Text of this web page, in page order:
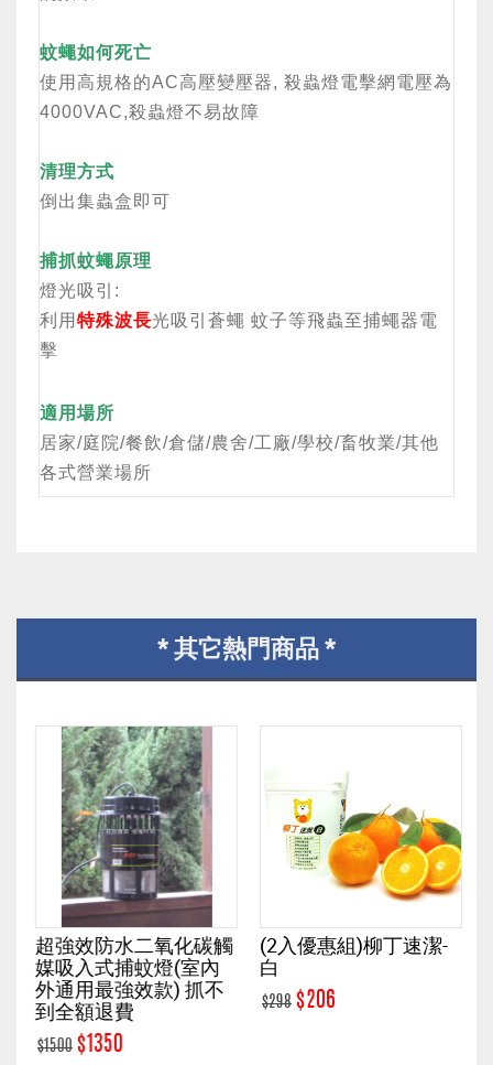
蚊蠅如何死亡
使用高規格的AC高壓變壓器, 殺蟲燈電擊網電壓為
4000VAC,殺蟲燈不易故障
清理方式
倒出集蟲盒即可
捕抓蚊蠅原理
燈光吸引:
利用 特殊波長光吸引蒼蠅 蚊子等飛蟲至捕蠅器電
擊
適用場所
居家/庭院/餐飲/倉儲/農舍/工廠/學校/畜牧業/其他
各式營業場所
* 其它熱門商品 *
超強效防水二氧化碳觸
媒吸入式捕蚊燈(室內
外通用最強效款) 抓不
到全額退費
$1500 $1350
(2入優惠組)柳丁速潔-
白
$298 $206